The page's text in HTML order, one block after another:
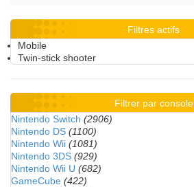
Filtres actifs
Mobile
Twin-stick shooter
Filtrer par console
Nintendo Switch (2906)
Nintendo DS (1100)
Nintendo Wii (1081)
Nintendo 3DS (929)
Nintendo Wii U (682)
GameCube (422)